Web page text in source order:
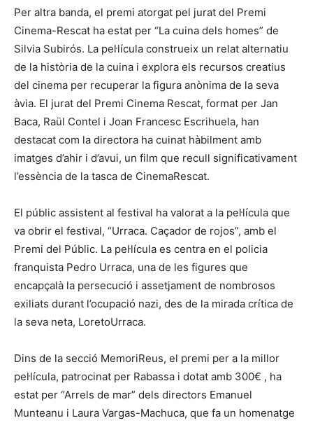
Per altra banda, el premi atorgat pel jurat del Premi
Cinema-Rescat ha estat per “La cuina dels homes” de
Silvia Subirós. La pel·lícula construeix un relat alternatiu
de la història de la cuina i explora els recursos creatius
del cinema per recuperar la figura anònima de la seva
àvia. El jurat del Premi Cinema Rescat, format per Jan
Baca, Raül Contel i Joan Francesc Escrihuela, han
destacat com la directora ha cuinat hàbilment amb
imatges d’ahir i d’avui, un film que recull significativament
l’essència de la tasca de CinemaRescat.
El públic assistent al festival ha valorat a la pel·lícula que
va obrir el festival, “Urraca. Caçador de rojos”, amb el
Premi del Públic. La pel·lícula es centra en el policia
franquista Pedro Urraca, una de les figures que
encapçalà la persecució i assetjament de nombrosos
exiliats durant l’ocupació nazi, des de la mirada crítica de
la seva neta, LoretoUrraca.
Dins de la secció MemoriReus, el premi per a la millor
pel·lícula, patrocinat per Rabassa i dotat amb 300€ , ha
estat per “Arrels de mar” dels directors Emanuel
Munteanu i Laura Vargas-Machuca, que fa un homenatge